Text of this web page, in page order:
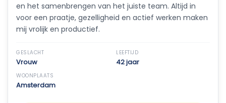
en het samenbrengen van het juiste team. Altijd in
voor een praatje, gezelligheid en actief werken maken
mij vrolijk en productief.
GESLACHT
Vrouw
LEEFTIJD
42 jaar
WOONPLAATS
Amsterdam